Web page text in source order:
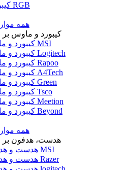
کیبورد گیمینگ RGB
همه
کیبورد و ماوس
کیبورد و ماوس MSI
کیبورد و ماوس Logitech
کیبورد و ماوس Rapoo
کیبورد و ماوس A4Tech
کیبورد و ماوس Green
کیبورد و ماوس Tsco
کیبورد و ماوس Meetion
کیبورد و ماوس Beyond
همه
هدست، هدفون بر
هدست و هدفون MSI
هدست و هدفون Razer